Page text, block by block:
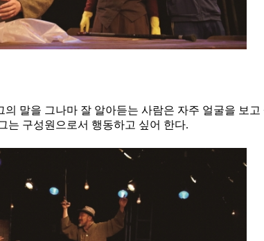
말을 그나마 잘 알아듣는 사람은 자주 얼굴을 보
는 구성원으로서 행동하고 싶어 한다.